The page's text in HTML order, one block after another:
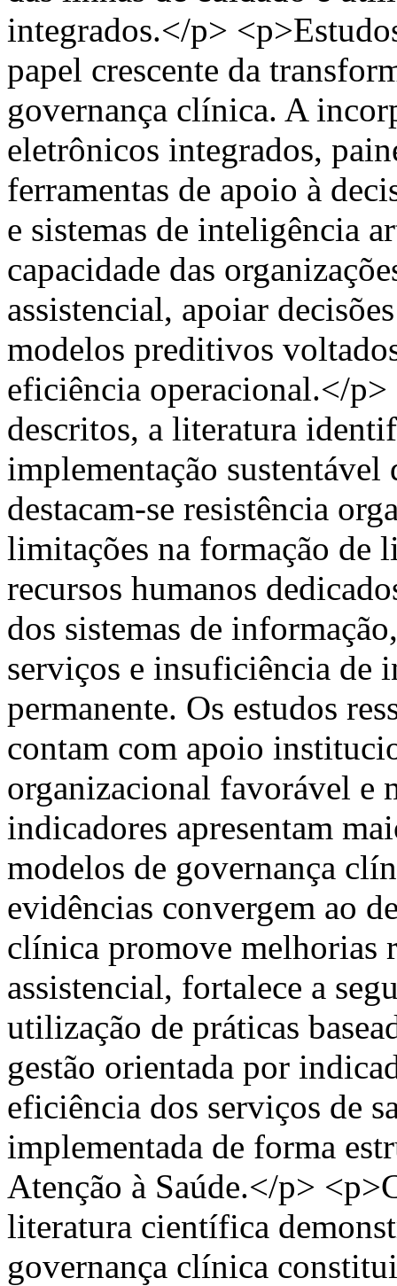
integrados.</p>
papel crescente da
governança clínica. A
eletrônicos integrados,
ferramentas de apoio à
e sistemas de inteligência
capacidade das
assistencial, apoiar
modelos preditivos
eficiência operacional.</
descritos, a literatura
implementação
destacam-se resistência
limitações na formação de
recursos humanos
dos sistemas de
serviços e insuficiência de
permanente. Os estudos
contam com apoio
organizacional favorável e
indicadores apresentam
modelos de governança
evidências convergem ao
clínica promove melhorias
assistencial, fortalece a
utilização de práticas
gestão orientada por
eficiência dos serviços de
implementada de forma
Atenção à Saúde.</p>
literatura científica
governança clínica